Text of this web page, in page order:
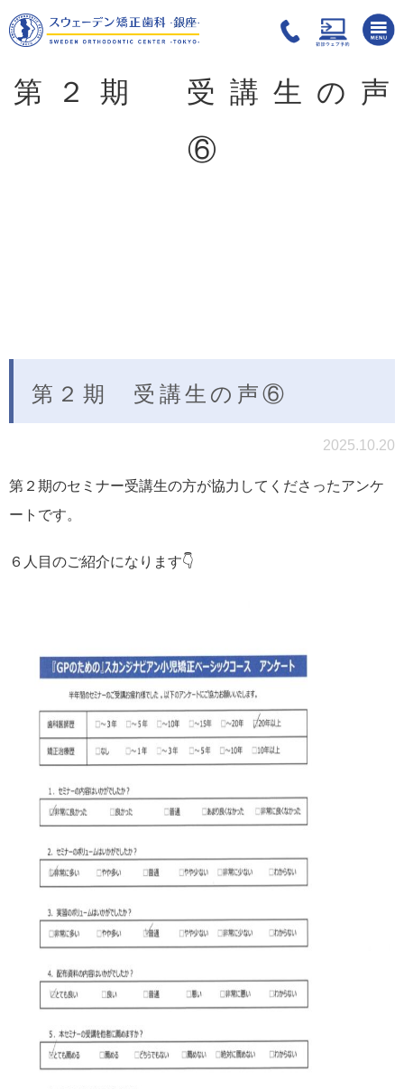
第２期 受講生の声
⑥
第２期 受講生の声⑥
2025.10.20
第２期のセミナー受講生の方が協力してくださったアンケ
ートです。
６人目のご紹介になります👇